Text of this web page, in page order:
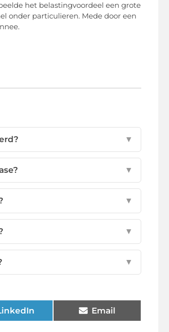
het belastingvoordeel een grote
onder particulieren. Mede door een
▼
▼
▼
▼
▼
Email